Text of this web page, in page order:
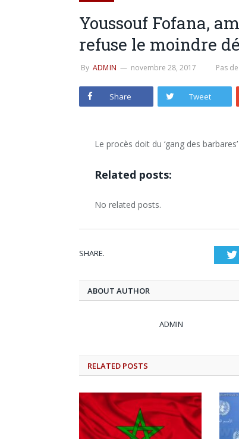
Youssouf Fofana,
refuse le moindre
By ADMIN novembre 28, 2017 Pas
Share Tweet
Le procès doit du ‘gang des
Related posts:
No related posts.
SHARE.
ABOUT AUTHOR
ADMIN
RELATED POSTS